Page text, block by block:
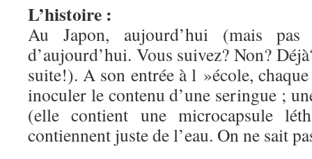
L’histoire :
Au Japon, aujourd’hui (mais
d’aujourd’hui. Vous suivez? Non?
suite!). A son entrée à l »école,
inoculer le contenu d’une seringue ;
(elle contient une microcapsule
contiennent juste de l’eau. On ne sait